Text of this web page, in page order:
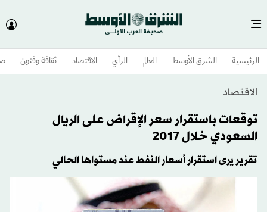
الرئيسية الشرق الأوسط​ العالم الرأي الاقتصاد ثقافة وفنون
الاقتصاد
توقعات باستقرار سعر الإقراض على الريال
السعودي خلال 2017
تقرير يرى استقرار أسعار النفط عند مستواها الحالي